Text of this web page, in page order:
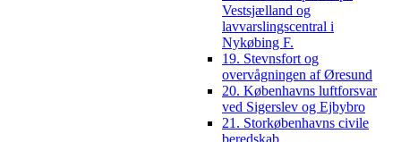
Vestsjælland og
lavvarslingscentral i
Nykøbing F.
19. Stevnsfort og
overvågningen af Øresund
20. Københavns luftforsvar
ved Sigerslev og Ejbybro
21. Storkøbenhavns civile
beredskab